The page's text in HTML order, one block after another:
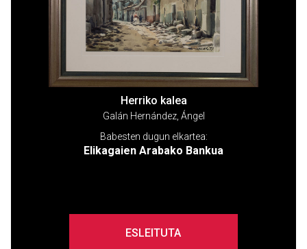
Herriko kalea
Galán Hernández, Ángel
Babesten dugun elkartea:
Elikagaien Arabako Bankua
ESLEITUTA